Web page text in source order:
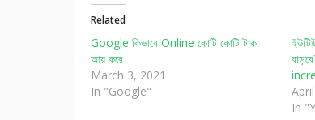
Related
Google কিভাবে Online কোটি কোটি টাকা
আয় করে
March 3, 2021
In "Google"
In